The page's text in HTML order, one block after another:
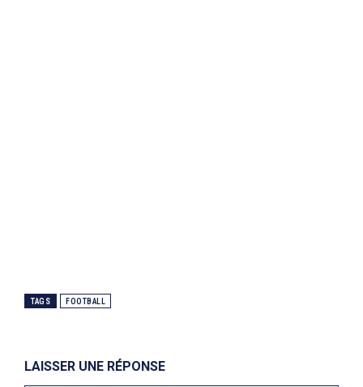
TAGS FOOTBALL
LAISSER UNE RÉPONSE